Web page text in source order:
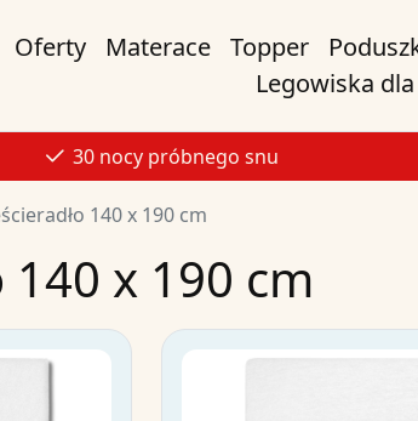
Oferty Materace Topper
Legowiska
30 nocy próbnego snu
140 x 190 cm
140 x 190 cm